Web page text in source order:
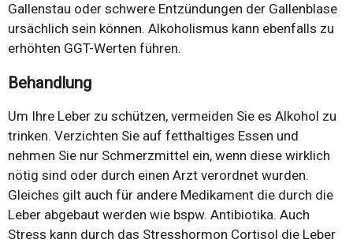
Gallenstau oder schwere Entzündungen der Gallenblase
ursächlich sein können. Alkoholismus kann ebenfalls zu
erhöhten GGT-Werten führen.
Behandlung
Um Ihre Leber zu schützen, vermeiden Sie es Alkohol zu
trinken. Verzichten Sie auf fetthaltiges Essen und
nehmen Sie nur Schmerzmittel ein, wenn diese wirklich
nötig sind oder durch einen Arzt verordnet wurden.
Gleiches gilt auch für andere Medikament die durch die
Leber abgebaut werden wie bspw. Antibiotika. Auch
Stress kann durch das Stresshormon Cortisol die Leber